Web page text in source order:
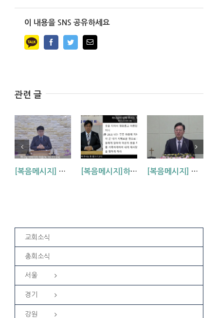
이 내용을 SNS 공유하세요
FacebookTwitterEmail
관련 글
[복음메시지] 하나님 아버지의 마음 (눅15:11~24) [복음메시지]하나님이 입혀주시는 옷 (창 3:7,21) [복음메시지] 엘리야 때(사도시대)처럼 (왕하 2:1-14)
교회소식
총회소식
서울
경기
강원